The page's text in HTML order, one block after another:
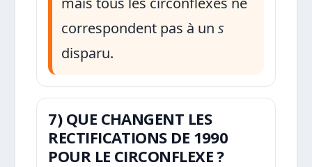
correspondent pas à uns
disparu.
7) QUE CHANGENT LES
RECTIFICATIONS DE 1990
POUR LE CIRCONFLEXE ?